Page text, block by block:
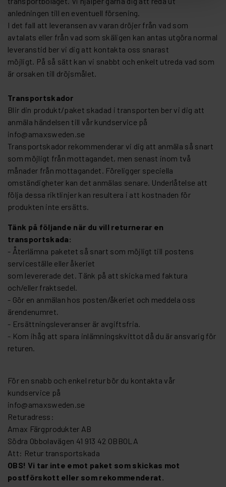
anledningen till en eventuell försening.
I det fall att leveransen av varan dröjer från vad som
avtalats eller från vad som skäligen kan antas utgöra normal
leveranstid ber vi dig att kontakta oss snarast
möjligt. På så sätt kan vi snabbt och enkelt utreda vad som
är orsaken till dröjsmålet.
Transportskador
Blir din produkt/paket skadad i transporten ber vi dig att
anmäla händelsen till vår kundservice på
info@amaxsweden.se
Transportskador rekommenderar vi dig att anmäla så snart
som möjligt från mottagandet, men senast inom två
månader från mottagandet. Föreligger speciella
omständigheter kan det anmälas senare. Underlåtelse att
följa dessa riktlinjer kan resultera i att kostnaden för
produkten inte ersätts.
Tänk på följande när du vill returnerar en
transportskada:
- Återlämna paketet så snart som möjligt till postens
serviceställe eller åkeriet
som levererade det. Tänk på att skicka med faktura
och/eller fraktsedel.
- Gör en anmälan hos posten/åkeriet och meddela oss
ärendenumret.
- Ersättningsleveranser är avgiftsfria.
- Kom ihåg att spara inlämningskvittot då du är ansvarig för
returen.
För en snabb och enkel retur bör du kontakta vår
kundservice på
info@amaxsweden.se
Returadress:
Amax Färgprodukter AB
Södra Obbolavägen 41 913 42 OBBOLA
Att: Retur transportskada
OBS! Vi tar inte emot paket som skickas mot
postförskott eller som rekommenderat.